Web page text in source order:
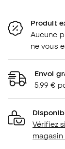
Produit
Aucune
ne vous
Envoi
5,99 €
Vérifiez
magasin